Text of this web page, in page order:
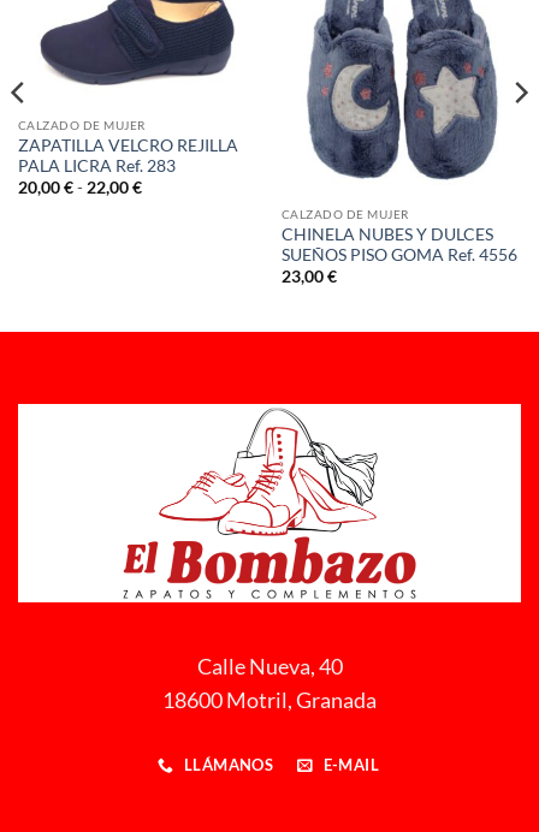
CALZADO DE MUJER
ZAPATILLA VELCRO REJILLA
PALA LICRA Ref. 283
20,00€ - 22,00€Rango
CALZADO DE MUJER
CHINELA NUBES Y DULCES
SUEÑOS PISO GOMA Ref. 4556
23,00€
Calle Nueva, 40
18600 Motril, Granada
LLÁMANOS E-MAIL